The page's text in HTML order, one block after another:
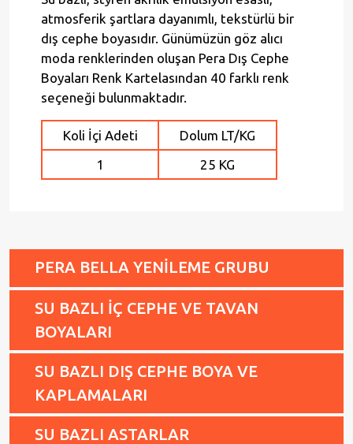
PERA BELLA YENİLEME GRUBU
SU BAZLI İÇ CEPHE VE TAVAN
BOYALARI
SU BAZLI DIŞ CEPHE BOYA VE
KAPLAMALARI
SU BAZLI ASTARLAR
atmosferik şartlara dayanımlı, tekstürlü bir
dış cephe boyasıdır. Günümüzün göz alıcı
moda renklerinden oluşan Pera Dış Cephe
Boyaları Renk Kartelasından 40 farklı renk
seçeneği bulunmaktadır.
Koli İçi Adeti
Dolum LT/KG
1
25 KG